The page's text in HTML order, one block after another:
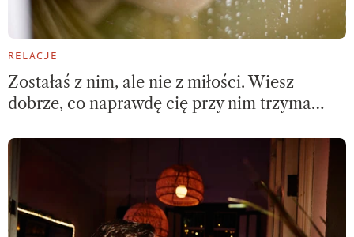
RELACJE
​Zostałaś z nim, ale nie z miłości. Wiesz
dobrze, co naprawdę cię przy nim trzyma…